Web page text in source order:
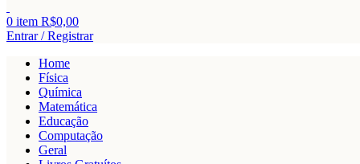
0 item R$0,00
Entrar / Registrar
Home
Física
Química
Matemática
Educação
Computação
Geral